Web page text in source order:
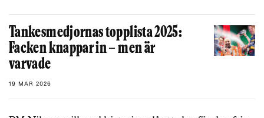
Tankesmedjornas topplista 2025:
Facken knappar in – men är
varvade
19 MAR 2026